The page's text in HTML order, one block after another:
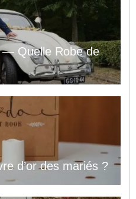
— Quelle Robe de
d’or des mariés ?